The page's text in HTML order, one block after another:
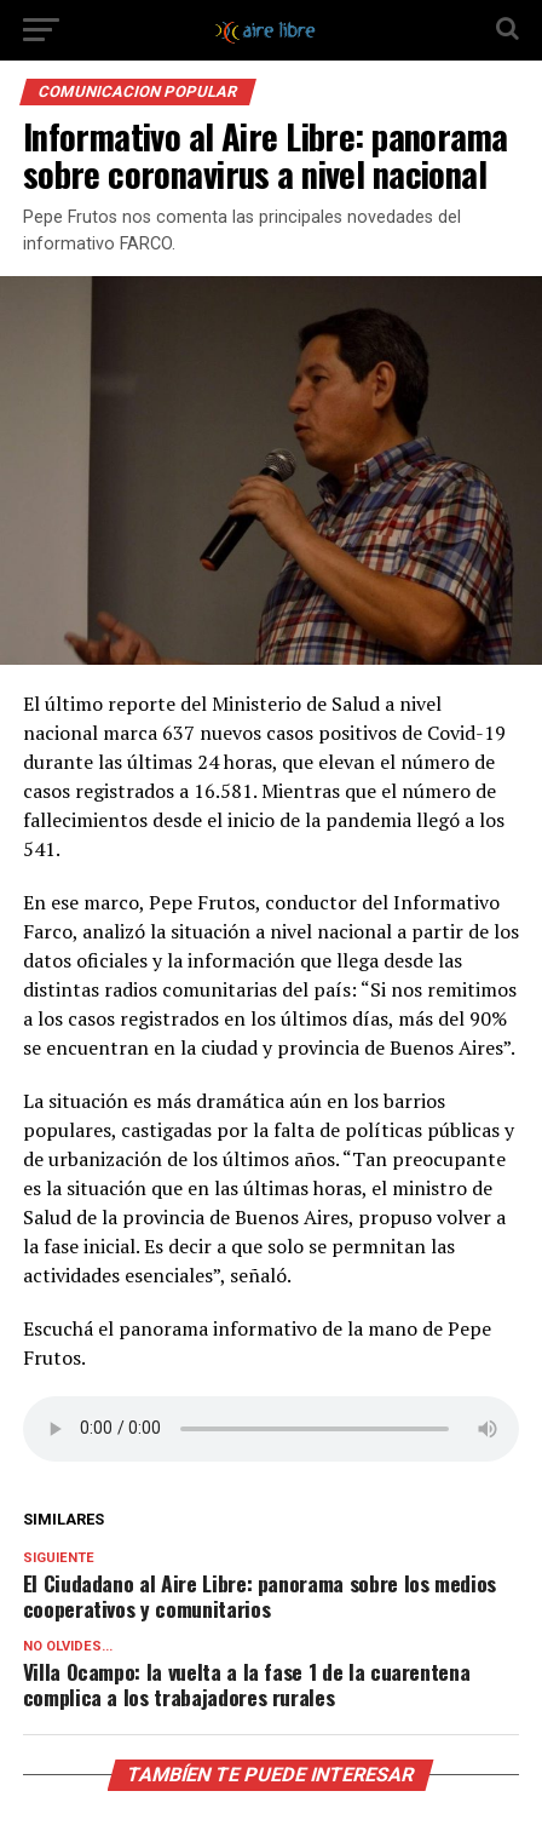
COMUNICACION POPULAR
Informativo al Aire Libre: panorama
sobre coronavirus a nivel nacional
Pepe Frutos nos comenta las principales novedades del
informativo FARCO.
El último reporte del Ministerio de Salud a nivel
nacional marca 637 nuevos casos positivos de Covid-19
durante las últimas 24 horas, que elevan el número de
casos registrados a 16.581. Mientras que el número de
fallecimientos desde el inicio de la pandemia llegó a los
541.
En ese marco, Pepe Frutos, conductor del Informativo
Farco, analizó la situación a nivel nacional a partir de los
datos oficiales y la información que llega desde las
distintas radios comunitarias del país: “Si nos remitimos
a los casos registrados en los últimos días, más del 90%
se encuentran en la ciudad y provincia de Buenos Aires”.
La situación es más dramática aún en los barrios
populares, castigadas por la falta de políticas públicas y
de urbanización de los últimos años. “Tan preocupante
es la situación que en las últimas horas, el ministro de
Salud de la provincia de Buenos Aires, propuso volver a
la fase inicial. Es decir a que solo se permnitan las
actividades esenciales”, señaló.
Escuchá el panorama informativo de la mano de Pepe
Frutos.
SIMILARES
SIGUIENTE
El Ciudadano al Aire Libre: panorama sobre los medios
cooperativos y comunitarios
NO OLVIDES...
Villa Ocampo: la vuelta a la fase 1 de la cuarentena
complica a los trabajadores rurales
TAMBÍEN TE PUEDE INTERESAR